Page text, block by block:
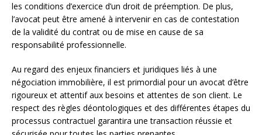
les conditions d’exercice d’un droit de préemption. De plus,
l’avocat peut être amené à intervenir en cas de contestation
de la validité du contrat ou de mise en cause de sa
responsabilité professionnelle.
Au regard des enjeux financiers et juridiques liés à une
négociation immobilière, il est primordial pour un avocat d’être
rigoureux et attentif aux besoins et attentes de son client. Le
respect des règles déontologiques et des différentes étapes du
processus contractuel garantira une transaction réussie et